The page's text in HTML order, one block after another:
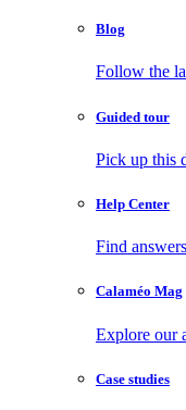
Blog
Follow the
Guided tour
Pick up this
Help Center
Find
Calaméo Mag
Explore our
Case studies